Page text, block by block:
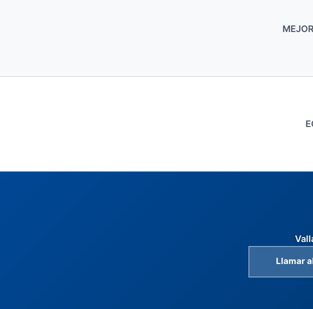
Llamar